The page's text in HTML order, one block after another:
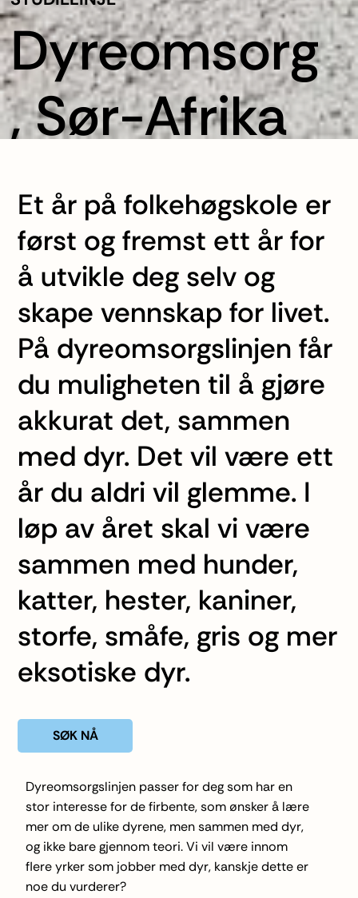
Dyreomsorg
, Sør-Afrika
Dyreomsorgslinjen passer for deg som har en
stor interesse for de firbente, som ønsker å lære
mer om de ulike dyrene, men sammen med dyr,
og ikke bare gjennom teori. Vi vil være innom
flere yrker som jobber med dyr, kanskje dette er
noe du vurderer?
Et år på folkehøgskole er
først og fremst ett år for
å utvikle deg selv og
skape vennskap for livet.
På dyreomsorgslinjen får
du muligheten til å gjøre
akkurat det, sammen
med dyr. Det vil være ett
år du aldri vil glemme. I
løp av året skal vi være
sammen med hunder,
katter, hester, kaniner,
storfe, småfe, gris og mer
eksotiske dyr.
SØK NÅ